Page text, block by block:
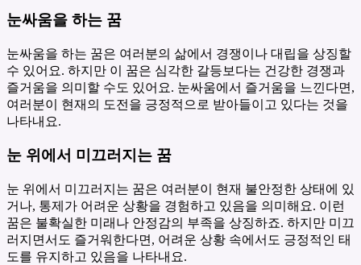
눈싸움을 하는 꿈
눈싸움을 하는 꿈은 여러분의 삶에서 경쟁이나 대립을 상징할
수 있어요. 하지만 이 꿈은 심각한 갈등보다는 건강한 경쟁과
즐거움을 의미할 수도 있어요. 눈싸움에서 즐거움을 느낀다면,
여러분이 현재의 도전을 긍정적으로 받아들이고 있다는 것을
나타내요.
눈 위에서 미끄러지는 꿈
눈 위에서 미끄러지는 꿈은 여러분이 현재 불안정한 상태에 있
거나, 통제가 어려운 상황을 경험하고 있음을 의미해요. 이런
꿈은 불확실한 미래나 안정감의 부족을 상징하죠. 하지만 미끄
러지면서도 즐거워한다면, 어려운 상황 속에서도 긍정적인 태
도를 유지하고 있음을 나타내요.